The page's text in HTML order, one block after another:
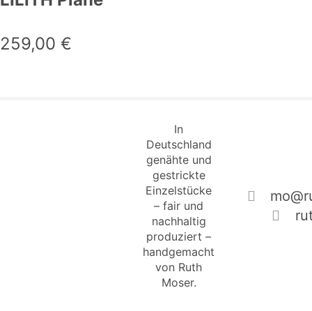
259,00 €
In
Deutschland
genähte und
gestrickte
Einzelstücke
– fair und
nachhaltig
produziert –
handgemacht
von Ruth
Moser.